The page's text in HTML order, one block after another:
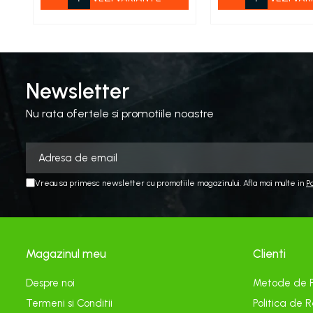
Echipamente electrice
Gratare de camping pe gaz
Accesorii
Accesorii Constructii
Accesorii fixare si siguranta
Betoniere
Cancioage
Ciocane demolatoare
Newsletter
Nu rata ofertele si promotiile noastre
Vreau sa primesc newsletter cu promotiile magazinului. Afla mai multe in
Magazinul meu
Despre noi
Termeni si Conditii
Clienti
Metode de
Politica de